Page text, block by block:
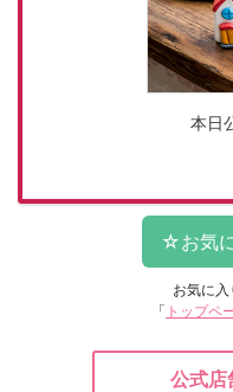
本日
お気に
「 トップペ
公式店